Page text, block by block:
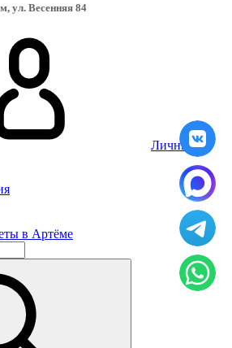
ул. Весенняя 84
Личный
в Артёме